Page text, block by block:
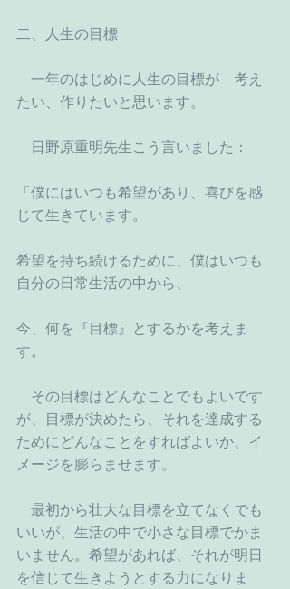
二、人生の目標
一年のはじめに人生の目標が　考え
たい、作りたいと思います。
日野原重明先生こう言いました：
「僕にはいつも希望があり、喜びを感
じて生きています。
希望を持ち続けるために、僕はいつも
自分の日常生活の中から、
今、何を『目標』とするかを考えま
す。
その目標はどんなことでもよいです
が、目標が決めたら、それを達成する
ためにどんなことをすればよいか、イ
メージを膨らませます。
最初から壮大な目標を立てなくでも
いいが、生活の中で小さな目標でかま
いません。希望があれば、それが明日
を信じて生きようとする力になりま